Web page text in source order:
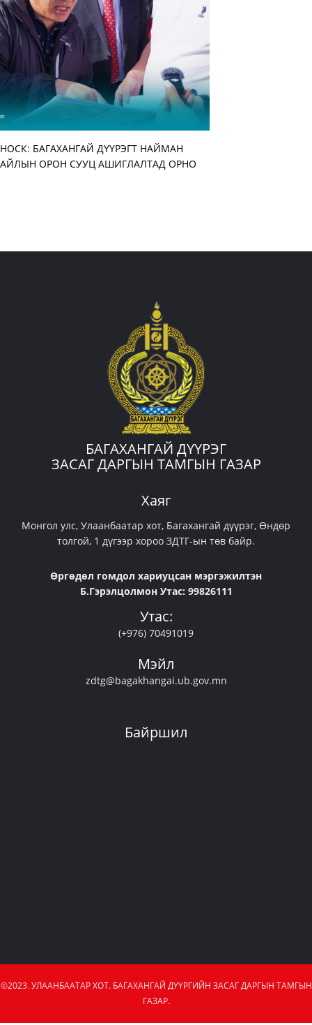
НОСК: БАГАХАНГАЙ ДҮҮРЭГТ НАЙМАН
АЙЛЫН ОРОН СУУЦ АШИГЛАЛТАД ОРНО
БАГАХАНГАЙ ДҮҮРЭГ
ЗАСАГ ДАРГЫН ТАМГЫН ГАЗАР
Хаяг
Монгол улс, Улаанбаатар хот, Багахангай дүүрэг, Өндөр
толгой, 1 дүгээр хороо ЗДТГ-ын төв байр.
Өргөдөл гомдол хариуцсан мэргэжилтэн
Б.Гэрэлцолмон Утас: 99826111
Утас:
(+976) 70491019
Мэйл
zdtg@bagakhangai.ub.gov.mn
Байршил
©2023. УЛААНБААТАР ХОТ. БАГАХАНГАЙ ДҮҮРГИЙН ЗАСАГ ДАРГЫН ТАМГЫН
ГАЗАР.